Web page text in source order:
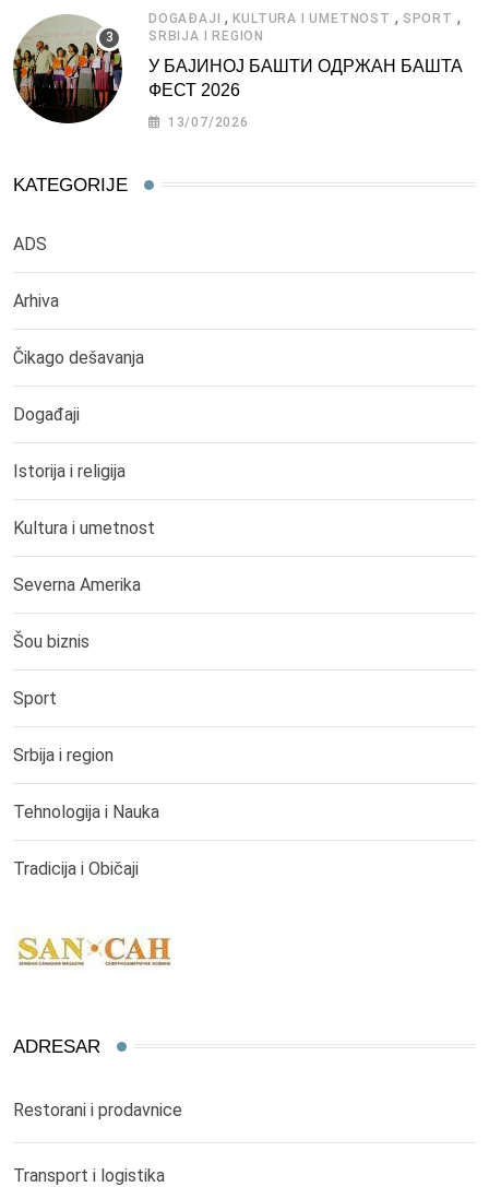
DOGAĐAJI ,KULTURA I UMETNOST , SPORT ,
SRBIJA I REGION
У БАЈИНОЈ БАШТИ ОДРЖАН БАШТА
ФЕСТ 2026
13/07/2026
KATEGORIJE
ADS
Arhiva
Čikago dešavanja
Događaji
Istorija i religija
Kultura i umetnost
Severna Amerika
Šou biznis
Sport
Srbija i region
Tehnologija i Nauka
Tradicija i Običaji
ADRESAR
Restorani i prodavnice
Transport i logistika